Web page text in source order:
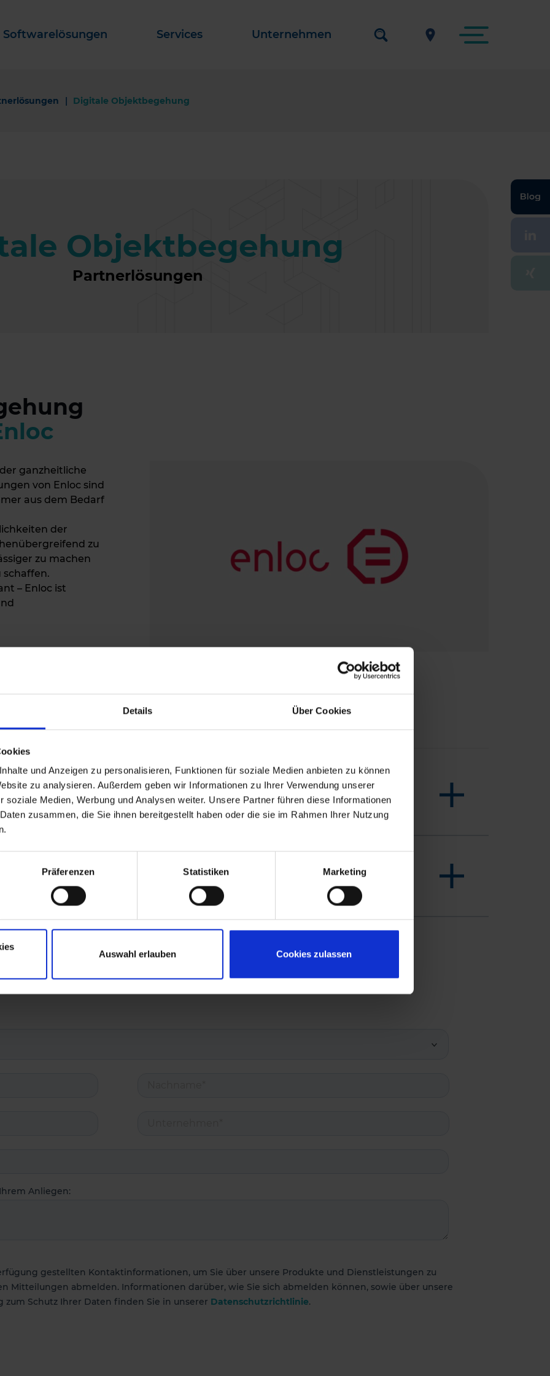
Details Über Cookies
und Anzeigen zu personalisieren, Funktionen für soziale Medien anbieten zu können
zu analysieren. Außerdem geben wir Informationen zu Ihrer Verwendung unserer
soziale Medien, Werbung und Analysen weiter. Unsere Partner führen diese Informationen
zusammen, die Sie ihnen bereitgestellt haben oder die sie im Rahmen Ihrer Nutzung
Präferenzen Statistiken Marketing
Auswahl erlauben Cookies zulassen
Softwarelösungen Services Unternehmen
Digitale Objektbegehung
Objektbegehung
Partnerlösungen
der ganzheitliche
von Enloc sind
aus dem Bedarf
der
zu
zu machen
schaffen.
– Enloc ist
Objektbegehung
einer unserer Partnerlösungen?
Anliegen:
gestellten Kontaktinformationen, um Sie über unsere Produkte und Dienstleistungen zu
Mitteilungen abmelden. Informationen darüber, wie Sie sich abmelden können, sowie über unsere
Schutz Ihrer Daten finden Sie in unserer Datenschutzrichtlinie.